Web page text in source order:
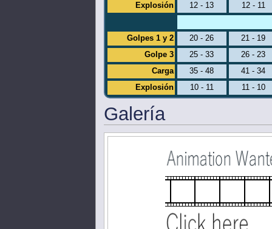
Explosión
12 - 13 12 - 11
Golpes 1 y 2 20 - 26
21 - 19
Golpe 3
25 - 33
26 - 23
Carga
35 - 48
41 - 34
Explosión
10 - 11 11 - 10
Galería